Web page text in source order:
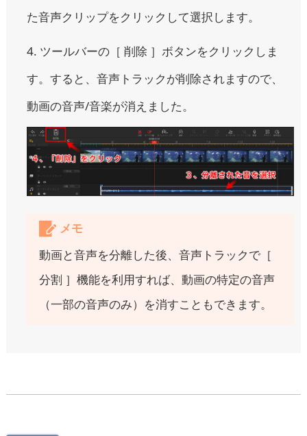
た音声クリップをクリックして選択します。
4. ツールバーの［ 削除 ］ボタンをクリックしま
す。すると、音声トラックが削除されますので、
動画の音声/音楽が消えました。
メモ
動画と音声を分離した後、音声トラックで［
分割 ］機能を利用すれば、動画の特定の音声
（一部の音声のみ）を消すこともできます。